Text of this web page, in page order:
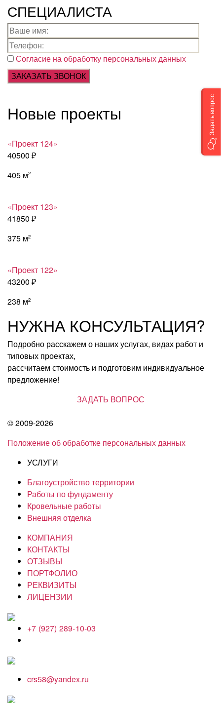
СПЕЦИАЛИСТА
Согласие на обработку персональных данных
Новые проекты
«Проект 124»
40500 ₽
405 м2
«Проект 123»
41850 ₽
375 м2
«Проект 122»
43200 ₽
238 м2
НУЖНА КОНСУЛЬТАЦИЯ?
Подробно расскажем о наших услугах, видах работ и
типовых проектах,
рассчитаем стоимость и подготовим индивидуальное
предложение!
ЗАДАТЬ ВОПРОС
© 2009-2026
Положение об обработке персональных данных
УСЛУГИ
Благоустройство территории
Работы по фундаменту
Кровельные работы
Внешняя отделка
КОМПАНИЯ
КОНТАКТЫ
ОТЗЫВЫ
ПОРТФОЛИО
РЕКВИЗИТЫ
ЛИЦЕНЗИИ
+7 (927) 289-10-03
crs58@yandex.ru
Задать вопрос